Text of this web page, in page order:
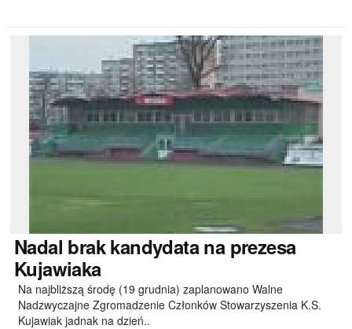
Nadal brak kandydata na prezesa
Kujawiaka
Na najbliższą środę (19 grudnia) zaplanowano Walne
Nadzwyczajne Zgromadzenie Członków Stowarzyszenia K.S.
Kujawiak jadnak na dzień..